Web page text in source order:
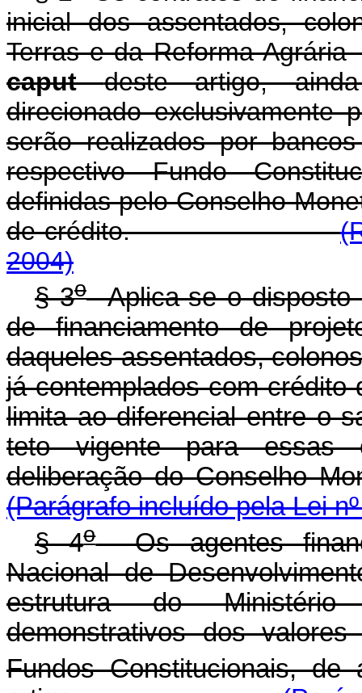
inicial dos assentados,
Terras e da Reforma
caput
deste artigo,
direcionado exclusivamente
serão realizados por
respectivo Fundo
definidas pelo Conselho
de crédito.
2004)
§ 3oAplica-se o disposto
de financiamento de
daqueles assentados,
já contemplados com crédito
limita ao diferencial entre o
teto vigente para essas
deliberação do
(Parágrafo incluído pela Lei
§ 4oOs agentes
Nacional de
estrutura do Ministério
demonstrativos dos
Fundos Constitucionais,